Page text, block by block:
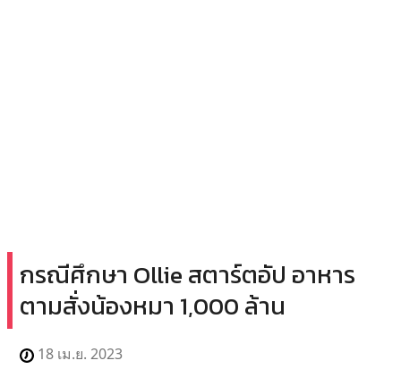
กรณีศึกษา Ollie สตาร์ตอัป อาหาร
ตามสั่งน้องหมา 1,000 ล้าน
18 เม.ย. 2023